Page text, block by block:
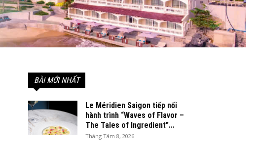
BÀI MỚI NHẤT
Le Méridien Saigon tiếp nối
hành trình “Waves of Flavor –
The Tales of Ingredient”...
Tháng Tám 8, 2026